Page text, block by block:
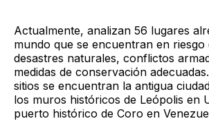
Actualmente, analizan 56 lugares
mundo que se encuentran en riesgo
desastres naturales, conflictos
medidas de conservación
sitios se encuentran la antigua
los muros históricos de Leópolis en
puerto histórico de Coro en